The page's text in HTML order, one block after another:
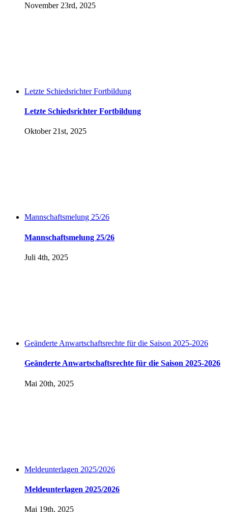
November 23rd, 2025
Letzte Schiedsrichter Fortbildung
Letzte Schiedsrichter Fortbildung
Oktober 21st, 2025
Mannschaftsmelung 25/26
Mannschaftsmelung 25/26
Juli 4th, 2025
Geänderte Anwartschaftsrechte für die Saison 2025-2026
Geänderte Anwartschaftsrechte für die Saison 2025-2026
Mai 20th, 2025
Meldeunterlagen 2025/2026
Meldeunterlagen 2025/2026
Mai 19th, 2025